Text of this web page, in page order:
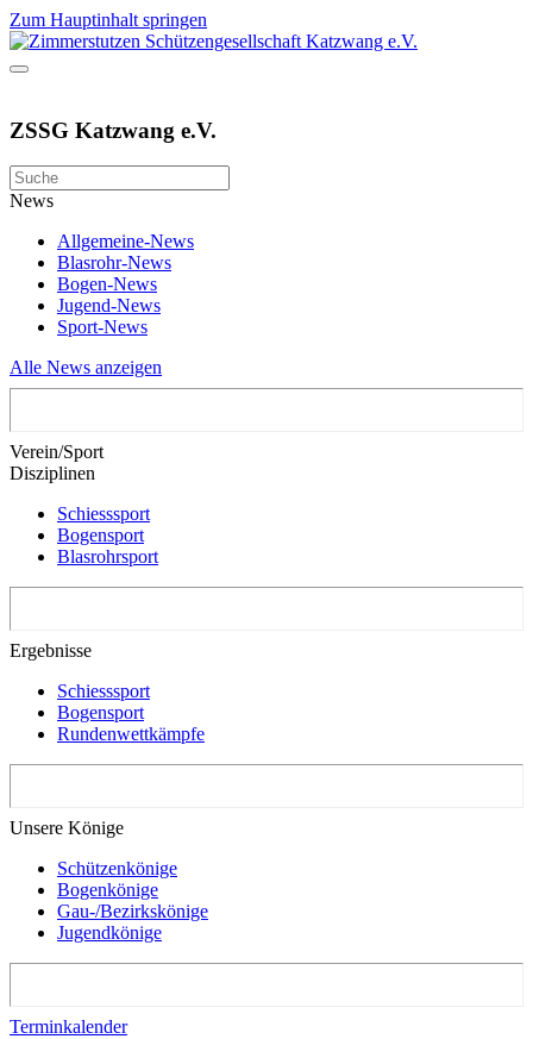
Zum Hauptinhalt springen
ZSSG Katzwang e.V.
News
Allgemeine-News
Blasrohr-News
Bogen-News
Jugend-News
Sport-News
Alle News anzeigen
Verein/Sport
Disziplinen
Schiesssport
Bogensport
Blasrohrsport
Ergebnisse
Schiesssport
Bogensport
Rundenwettkämpfe
Unsere Könige
Schützenkönige
Bogenkönige
Gau-/Bezirkskönige
Jugendkönige
Terminkalender